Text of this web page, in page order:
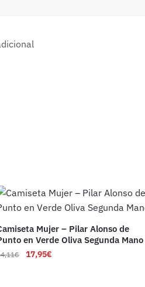
Mujer – Pilar Alonso de
en Verde Oliva Segunda Mano
€ 17,95€